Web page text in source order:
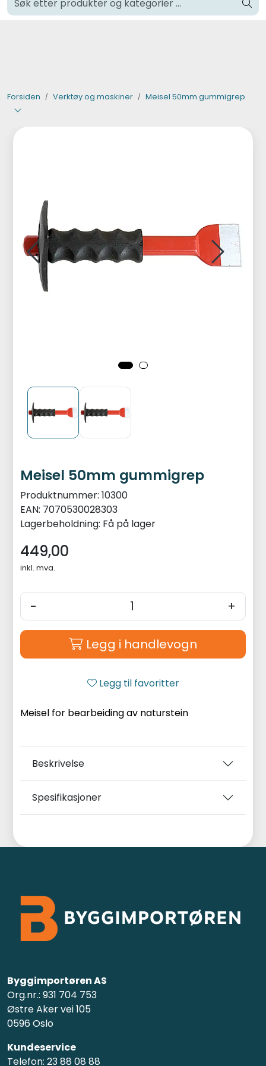
Skip to main content Klikk og hent i Oslo
Forsiden Verktøy og maskiner Meisel 50mm gummigrep
Meisel 50mm gummigrep
Produktnummer: 10300
EAN: 7070530028303
Lagerbeholdning: Få på lager
449,00
inkl. mva.
- +
Legg i handlevogn
Legg til favoritter
Meisel for bearbeiding av naturstein
Beskrivelse
Spesifikasjoner
Byggimportøren AS
Org.nr.: 931 704 753
Østre Aker vei 105
0596 Oslo
Kundeservice
Telefon: 23 88 08 88
Byggevarer
Varemerker